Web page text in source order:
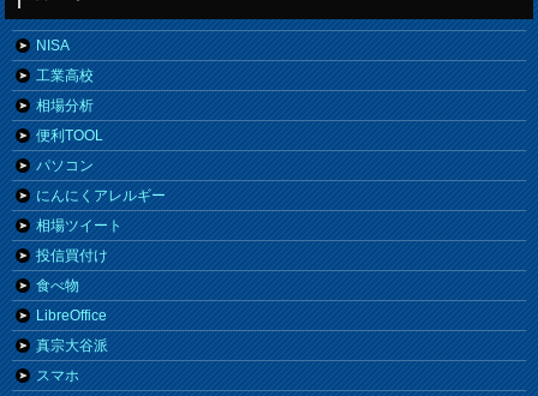
NISA
工業高校
相場分析
便利TOOL
パソコン
にんにくアレルギー
相場ツイート
投信買付け
食べ物
LibreOffice
真宗大谷派
スマホ